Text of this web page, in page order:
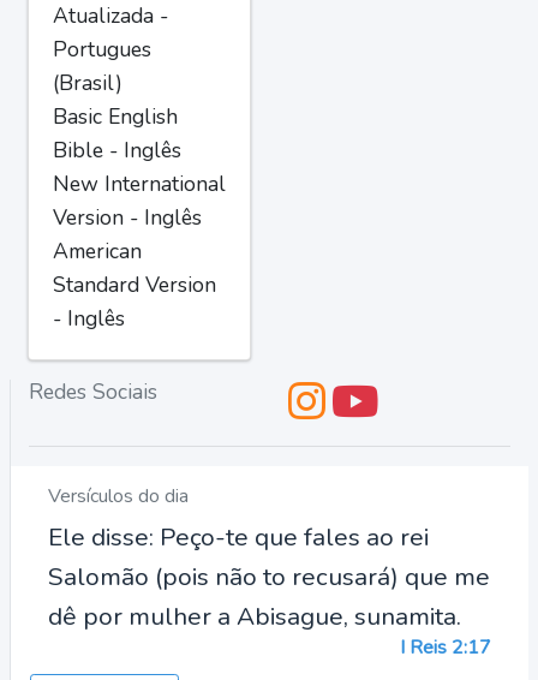
Atualizada -
Portugues
(Brasil)
Basic English
Bible - Inglês
New International
Version - Inglês
American
Standard Version
- Inglês
Redes Sociais
Versículos do dia
Ele disse: Peço-te que fales ao rei
Salomão (pois não to recusará) que me
dê por mulher a Abisague, sunamita.
I Reis 2:17